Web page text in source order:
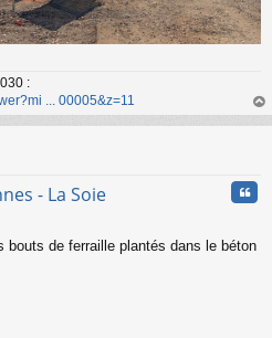
:
... 00005&z=11
au
- La Soie
de ferraille plantés dans le béton